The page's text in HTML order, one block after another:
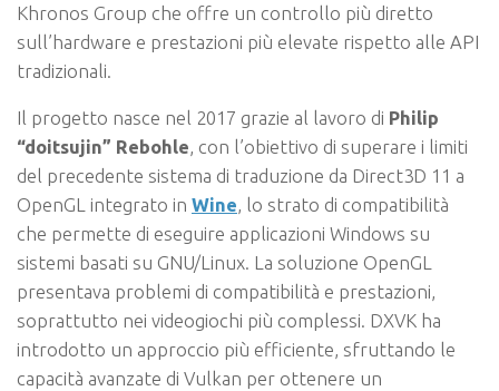
Khronos Group che offre un controllo più diretto
sull’hardware e prestazioni più elevate rispetto alle API
tradizionali.
Il progetto nasce nel 2017 grazie al lavoro di Philip
“doitsujin” Rebohle, con l’obiettivo di superare i limiti
del precedente sistema di traduzione da Direct3D 11 a
OpenGL integrato in Wine, lo strato di compatibilità
che permette di eseguire applicazioni Windows su
sistemi basati su GNU/Linux. La soluzione OpenGL
presentava problemi di compatibilità e prestazioni,
soprattutto nei videogiochi più complessi. DXVK ha
introdotto un approccio più efficiente, sfruttando le
capacità avanzate di Vulkan per ottenere un